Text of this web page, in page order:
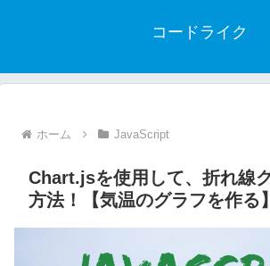
コードライク
ホーム JavaScript
Chart.jsを使用して、折れ線
方法！【気温のグラフを作る】